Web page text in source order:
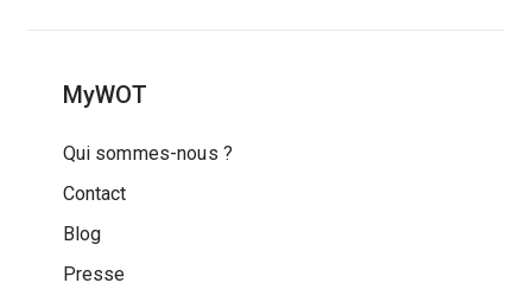
MyWOT
Qui sommes-nous ?
Contact
Blog
Presse